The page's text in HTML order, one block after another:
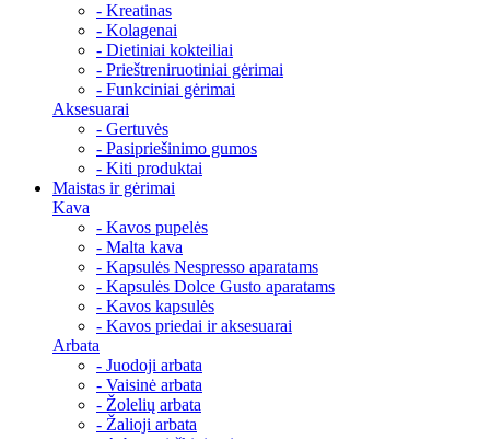
- Kreatinas
- Kolagenai
- Dietiniai kokteiliai
- Prieštreniruotiniai gėrimai
- Funkciniai gėrimai
Aksesuarai
- Gertuvės
- Pasipriešinimo gumos
- Kiti produktai
Maistas ir gėrimai
Kava
- Kavos pupelės
- Malta kava
- Kapsulės Nespresso aparatams
- Kapsulės Dolce Gusto aparatams
- Kavos kapsulės
- Kavos priedai ir aksesuarai
Arbata
- Juodoji arbata
- Vaisinė arbata
- Žolelių arbata
- Žalioji arbata